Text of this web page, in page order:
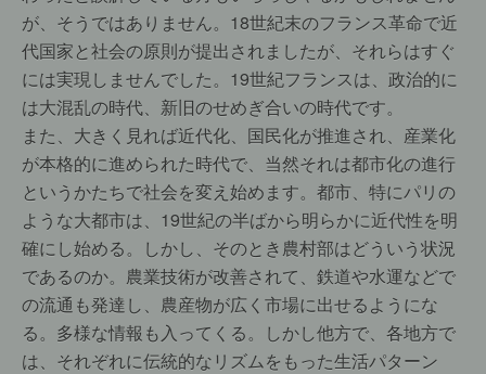
が、そうではありません。18世紀末のフランス革命で近
代国家と社会の原則が提出されましたが、それらはすぐ
には実現しませんでした。19世紀フランスは、政治的に
は大混乱の時代、新旧のせめぎ合いの時代です。
また、大きく見れば近代化、国民化が推進され、産業化
が本格的に進められた時代で、当然それは都市化の進行
というかたちで社会を変え始めます。都市、特にパリの
ような大都市は、19世紀の半ばから明らかに近代性を明
確にし始める。しかし、そのとき農村部はどういう状況
であるのか。農業技術が改善されて、鉄道や水運などで
の流通も発達し、農産物が広く市場に出せるようにな
る。多様な情報も入ってくる。しかし他方で、各地方で
は、それぞれに伝統的なリズムをもった生活パターン